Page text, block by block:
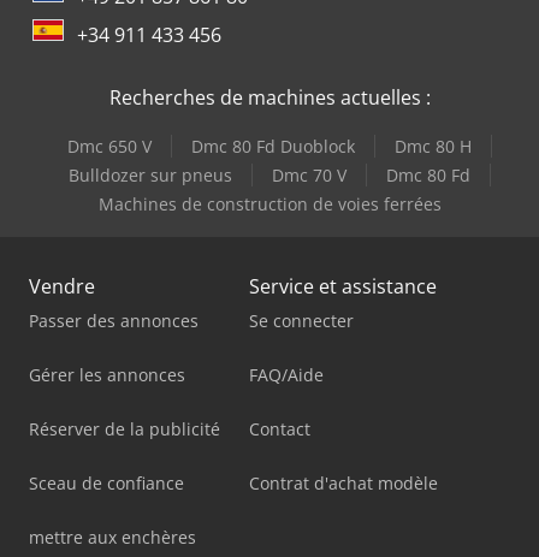
+34 911 433 456
Recherches de machines actuelles :
Dmc 650 V Dmc 80 Fd Duoblock
Dmc 80 H
Bulldozer sur pneus
Dmc 70 V
Dmc 80 Fd
Machines de construction de voies ferrées
Vendre
Passer des annonces
Gérer les annonces
Réserver de la publicité
Sceau de confiance
mettre aux enchères
Service et assistance
Se connecter
FAQ/Aide
Contact
Contrat d'achat modèle